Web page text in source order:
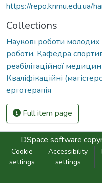
https://
Collections
Наукові роботи молодих
роботи. Кафедра
реабілітаційної
Кваліфікаційні
ерготерапія
Full item page
DSpace software
Cookie
settings
Accessibility
settings